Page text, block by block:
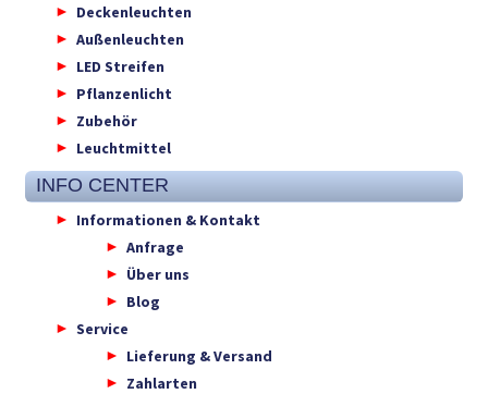
Deckenleuchten
Außenleuchten
LED Streifen
Pflanzenlicht
Zubehör
Leuchtmittel
INFO CENTER
Informationen & Kontakt
Anfrage
Über uns
Blog
Service
Lieferung & Versand
Zahlarten